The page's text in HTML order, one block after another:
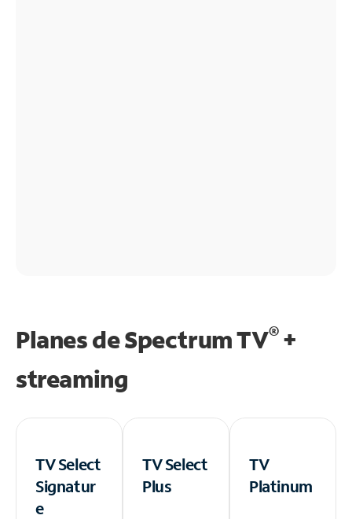
Planes de Spectrum TV®+
streaming
TV Select
Signatur
e
TV Select
Plus
TV
Platinum